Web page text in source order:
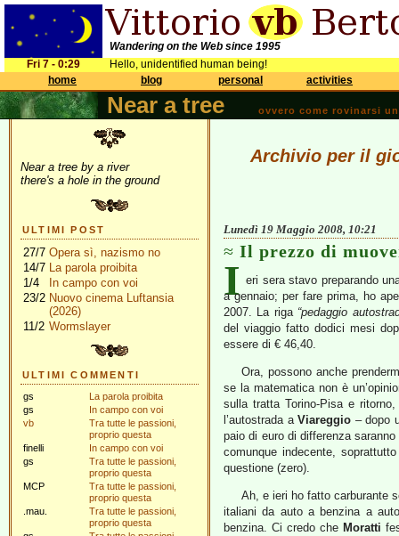
Wandering on the Web since 1995
Fri 7 - 0:29
Hello, unidentified human being!
home
blog personal activities
Near a tree ovvero come rovinarsi
Near a tree by a river
there's a hole in the ground
ULTIMI POST
27/7 Opera sì, nazismo no
14/7 La parola proibita
1/4
In campo con voi
23/2 Nuovo cinema Luftansia
(2026)
11/2 Wormslayer
ULTIMI COMMENTI
gs
La parola proibita
gs
In campo con voi
vb
Tra tutte le passioni,
proprio questa
finelli
In campo con voi
gs
Tra tutte le passioni,
proprio questa
MCP
Tra tutte le passioni,
proprio questa
.mau.
Tra tutte le passioni,
proprio questa
Archivio per il
Lunedì 19 Maggio 2008, 10:21
Il prezzo di
I eri sera stavo preparando
a gennaio; per fare prima, ho
2007. La riga “pedaggio
del viaggio fatto dodici mesi
essere di € 46,40.
Ora, possono anche
se la matematica non è
sulla tratta Torino-Pisa e
l’autostrada aViareggio – dopo
paio di euro di differenza
comunque indecente,
questione (zero).
Ah, e ieri ho fatto carburante
italiani da auto a benzina a
benzina. Ci credo che Moratti